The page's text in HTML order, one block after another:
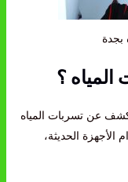
؟
عن تسربات المياه
الحديثة،